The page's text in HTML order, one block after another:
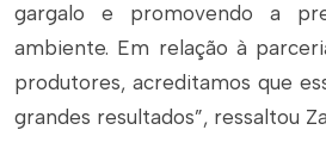
gargalo e promovendo a
ambiente. Em relação à
produtores, acreditamos que
grandes resultados”, ressaltou